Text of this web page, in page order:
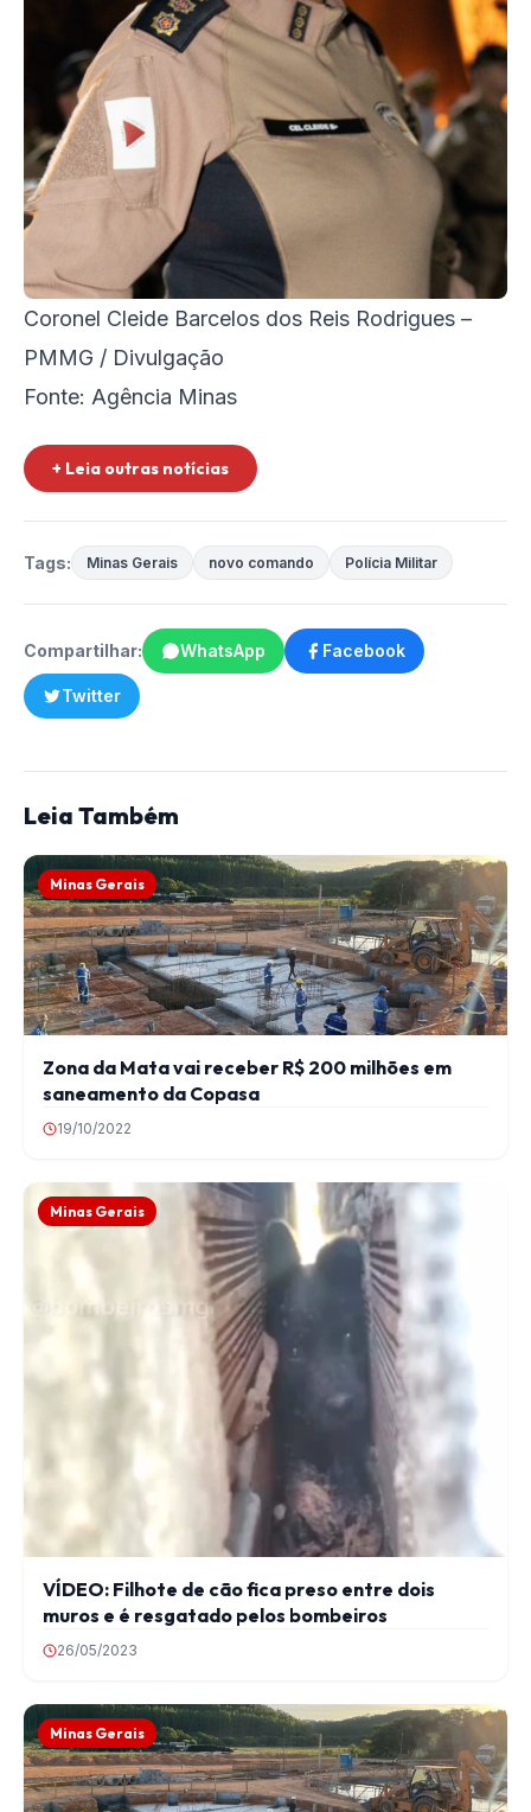
Coronel Cleide Barcelos dos Reis Rodrigues –
PMMG / Divulgação
Fonte: Agência Minas
+ Leia outras notícias
Tags: Minas Gerais novo comando Polícia Militar
Compartilhar: WhatsApp Facebook
Twitter
Leia Também
Minas Gerais
Zona da Mata vai receber R$ 200 milhões em
saneamento da Copasa
19/10/2022
Minas Gerais
VÍDEO: Filhote de cão fica preso entre dois
muros e é resgatado pelos bombeiros
26/05/2023
Minas Gerais